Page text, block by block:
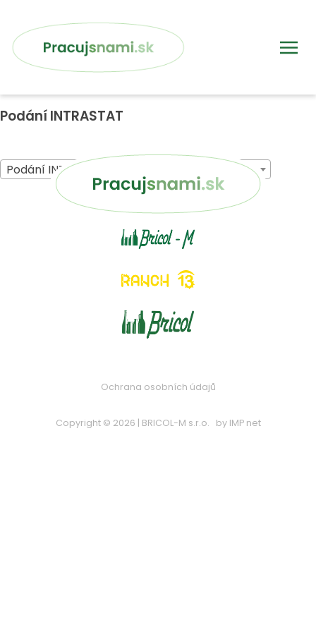
Podání INTRASTAT
Podání INTRASTAT
Ochrana osobních údajů
Copyright © 2026 | BRICOL-M s.r.o. by IMP net